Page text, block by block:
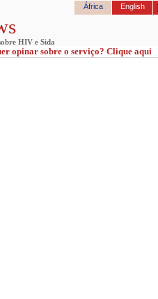
África English
HIV e Sida
opinar sobre o serviço? Clique aqui